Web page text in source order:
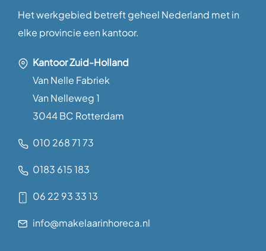
Het werkgebied betreft geheel Nederland met in
elke provincie een kantoor.
Kantoor Zuid-Holland
Van Nelle Fabriek
Van Nelleweg 1
3044 BC Rotterdam
010 268 71 73
0183 615 183
06 22 93 33 13
info@makelaarinhoreca.nl